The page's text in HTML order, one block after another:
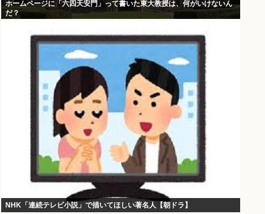
ホームページに「六四天安門」って書いた東大教授は、何がいけないん
だ？
NHK「連続テレビ小説」で描いてほしい著名人【朝ドラ】